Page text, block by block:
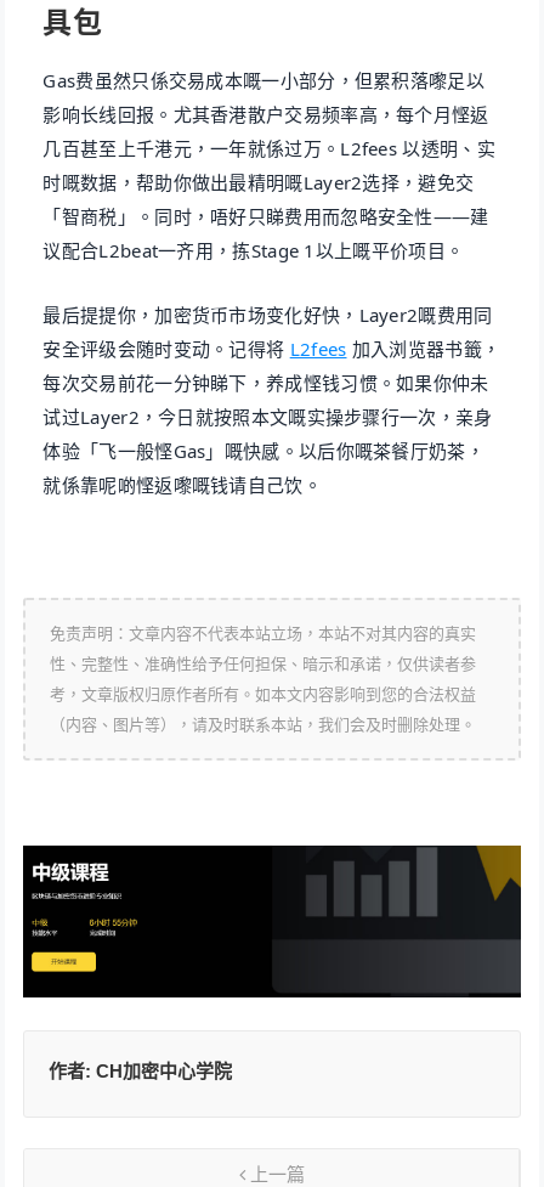
具包
Gas费虽然只係交易成本嘅一小部分，但累积落嚟足以
影响长线回报。尤其香港散户交易频率高，每个月悭返
几百甚至上千港元，一年就係过万。L2fees 以透明、实
时嘅数据，帮助你做出最精明嘅Layer2选择，避免交
「智商税」。同时，唔好只睇费用而忽略安全性——建
议配合L2beat一齐用，拣Stage 1以上嘅平价项目。
最后提提你，加密货币市场变化好快，Layer2嘅费用同
安全评级会随时变动。记得将 L2fees 加入浏览器书籤，
每次交易前花一分钟睇下，养成悭钱习惯。如果你仲未
试过Layer2，今日就按照本文嘅实操步骤行一次，亲身
体验「飞一般悭Gas」嘅快感。以后你嘅茶餐厅奶茶，
就係靠呢啲悭返嚟嘅钱请自己饮。
免责声明：文章内容不代表本站立场，本站不对其内容的真实
性、完整性、准确性给予任何担保、暗示和承诺，仅供读者参
考，文章版权归原作者所有。如本文内容影响到您的合法权益
（内容、图片等），请及时联系本站，我们会及时删除处理。
作者:CH加密中心学院
上一篇